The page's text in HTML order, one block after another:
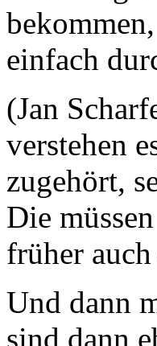
einfach
(Jan
verstehen
zugehört,
Die
früher
Und dann
sind dann